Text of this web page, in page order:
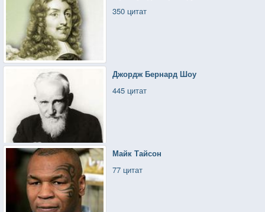
350 цитат
Джордж Бернард Шоу
445 цитат
Майк Тайсон
77 цитат